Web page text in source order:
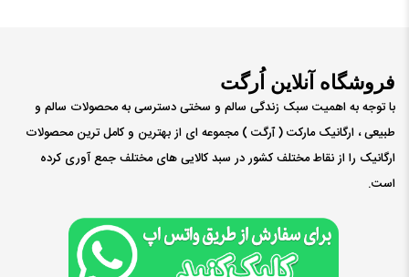
فروشگاه آنلاین اُرگت
با توجه به اهمیت سبک زندگی سالم و سختی دسترسی به محصولات سالم و
طبیعی ، ارگانیک مارکت ( ٱرگت ) مجموعه ای از بهترین و کامل ترین محصولات
ارگانیک را از نقاط مختلف کشور در سبد کالایی های مختلف جمع آوری کرده
است.